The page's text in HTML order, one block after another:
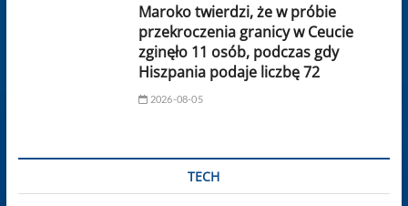
Maroko twierdzi, że w próbie
przekroczenia granicy w Ceucie
zginęło 11 osób, podczas gdy
Hiszpania podaje liczbę 72
2026-08-05
TECH